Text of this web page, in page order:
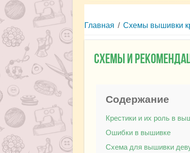
Главная / Схемы вышивки
Схемы и
Содержание
Крестики и их роль в
Ошибки в вышивке
Схема для вышивки